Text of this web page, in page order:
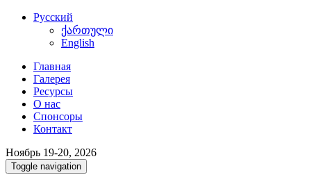
Русский
ქართული
English
Главная
Галерея
Ресурсы
О нас
Спонсоры
Контакт
Ноябрь 19-20, 2026
Toggle navigation